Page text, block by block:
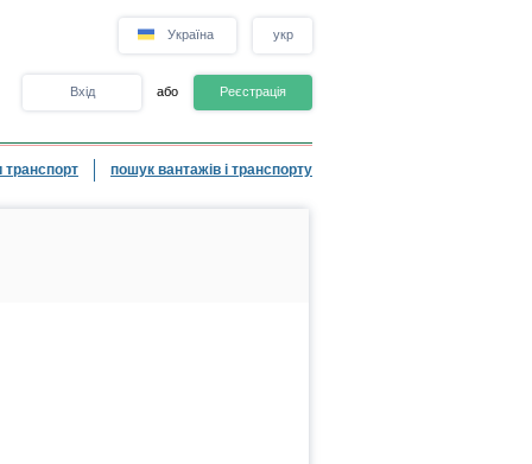
Україна укр
Вхід або Реєстрація
транспорт пошук вантажів і транспорту